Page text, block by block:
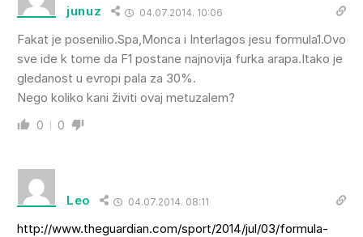
junuz 04.07.2014. 10:06
Fakat je posenilio.Spa,Monca i Interlagos jesu formula1.Ovo
sve ide k tome da F1 postane najnovija furka arapa.Itako je
gledanost u evropi pala za 30%.
Nego koliko kani živiti ovaj metuzalem?
0 0
Leo 04.07.2014. 08:11
http://www.theguardian.com/sport/2014/jul/03/formula-